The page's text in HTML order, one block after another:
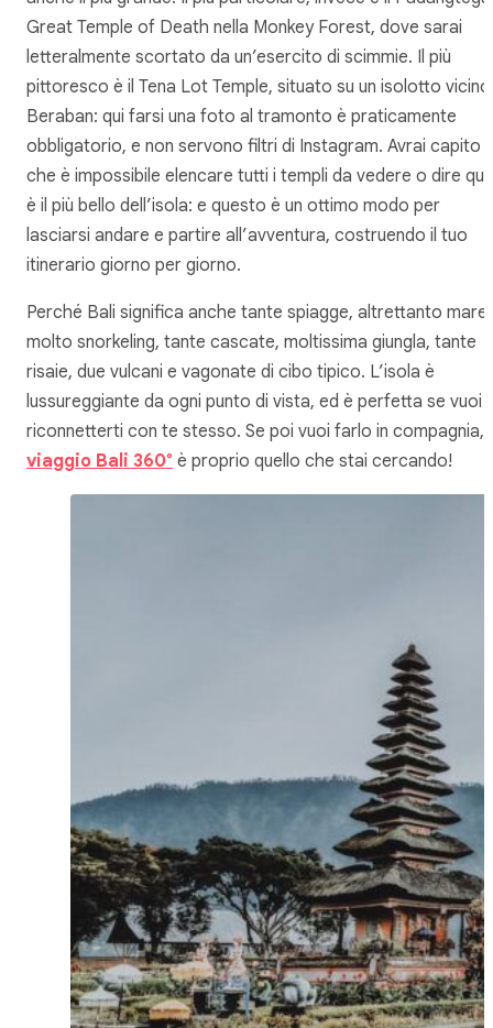
Great Temple of Death nella Monkey Forest, dove sarai
letteralmente scortato da un’esercito di scimmie. Il più
pittoresco è il Tena Lot Temple, situato su un isolotto vicino
Beraban: qui farsi una foto al tramonto è praticamente
obbligatorio, e non servono filtri di Instagram. Avrai capito
che è impossibile elencare tutti i templi da vedere o dire
è il più bello dell’isola: e questo è un ottimo modo per
lasciarsi andare e partire all’avventura, costruendo il tuo
itinerario giorno per giorno.
Perché Bali significa anche tante spiagge, altrettanto mare,
molto snorkeling, tante cascate, moltissima giungla, tante
risaie, due vulcani e vagonate di cibo tipico. L’isola è
lussureggiante da ogni punto di vista, ed è perfetta se vuoi
riconnetterti con te stesso. Se poi vuoi farlo in compagnia,
viaggio Bali 360° è proprio quello che stai cercando!